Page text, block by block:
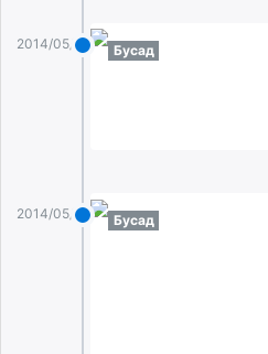
2014/05/06 Бусад
2014/05/06 Бусад